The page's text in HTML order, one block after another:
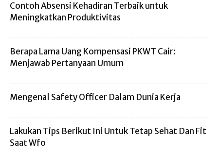
Contoh Absensi Kehadiran Terbaik untuk
Meningkatkan Produktivitas
Berapa Lama Uang Kompensasi PKWT Cair:
Menjawab Pertanyaan Umum
Mengenal Safety Officer Dalam Dunia Kerja
Lakukan Tips Berikut Ini Untuk Tetap Sehat Dan Fit
Saat Wfo